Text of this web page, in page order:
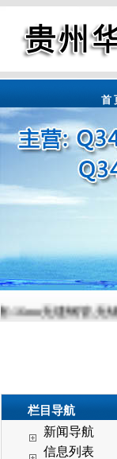
首
无缝钢管,无锡
栏目导航
新闻导航
信息列表